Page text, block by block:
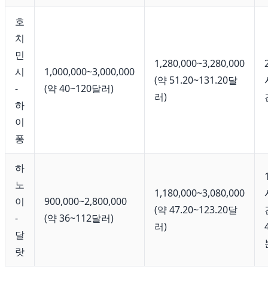
호
치
민
시
-
하
이
퐁
1,000,000~3,000,000
(약 40~120달러)
1,280,000~3,280,000
(약 51.20~131.20달
러)
하
노
이
-
달
랏
900,000~2,800,000
(약 36~112달러)
1,180,000~3,080,000
(약 47.20~123.20달
러)